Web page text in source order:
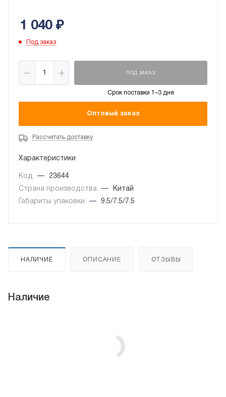
1 040₽
Под заказ
ПОД ЗАКАЗ
Срок поставки 1–3 дня
Оптовый заказ
Рассчитать доставку
Характеристики
Код —
23644
Страна производства
—
Китай
Габариты упаковки
— 9.5/7.5/7.5
НАЛИЧИЕ ОПИСАНИЕ ОТЗЫВЫ
Наличие